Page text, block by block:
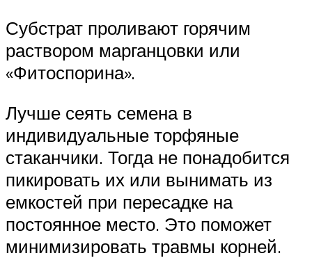
Субстрат проливают горячим
раствором марганцовки или
«Фитоспорина».
Лучше сеять семена в
индивидуальные торфяные
стаканчики. Тогда не понадобится
пикировать их или вынимать из
емкостей при пересадке на
постоянное место. Это поможет
минимизировать травмы корней.